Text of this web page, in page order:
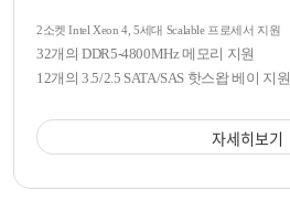
2소켓 Intel Xeon 4, 5세대 Scalable 프로세서 지원
32개의 DDR5-4800MHz 메모리 지원
12개의 3.5/2.5 SATA/SAS 핫스왑 베이 지원
자세히보기